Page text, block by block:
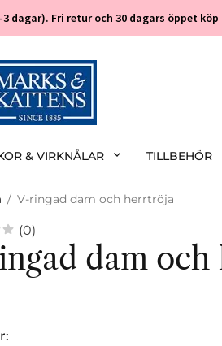
dagar). Fri retur och 30 dagars öppet
& VIRKNÅLAR TILLBEHÖR
/ V-ringad dam och herrtröja
(0)
dam